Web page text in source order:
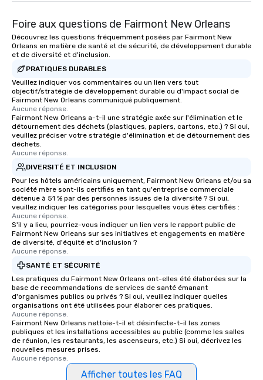
Foire aux questions de Fairmont New Orleans
Découvrez les questions fréquemment posées par Fairmont New
Orleans en matière de santé et de sécurité, de développement durable
et de diversité et d'inclusion.
PRATIQUES DURABLES
Veuillez indiquer vos commentaires ou un lien vers tout
objectif/stratégie de développement durable ou d'impact social de
Fairmont New Orleans communiqué publiquement.
Aucune réponse.
Fairmont New Orleans a-t-il une stratégie axée sur l'élimination et le
détournement des déchets (plastiques, papiers, cartons, etc.) ? Si oui,
veuillez préciser votre stratégie d'élimination et de détournement des
déchets.
Aucune réponse.
DIVERSITÉ ET INCLUSION
Pour les hôtels américains uniquement, Fairmont New Orleans et/ou sa
société mère sont-ils certifiés en tant qu'entreprise commerciale
détenue à 51 % par des personnes issues de la diversité ? Si oui,
veuillez indiquer les catégories pour lesquelles vous êtes certifiés :
Aucune réponse.
S'il y a lieu, pourriez-vous indiquer un lien vers le rapport public de
Fairmont New Orleans sur ses initiatives et engagements en matière
de diversité, d'équité et d'inclusion ?
Aucune réponse.
SANTÉ ET SÉCURITÉ
Les pratiques du Fairmont New Orleans ont-elles été élaborées sur la
base de recommandations de services de santé émanant
d'organismes publics ou privés ? Si oui, veuillez indiquer quelles
organisations ont été utilisées pour élaborer ces pratiques.
Aucune réponse.
Fairmont New Orleans nettoie-t-il et désinfecte-t-il les zones
publiques et les installations accessibles au public (comme les salles
de réunion, les restaurants, les ascenseurs, etc.) Si oui, décrivez les
nouvelles mesures prises.
Aucune réponse.
Afficher toutes les FAQ